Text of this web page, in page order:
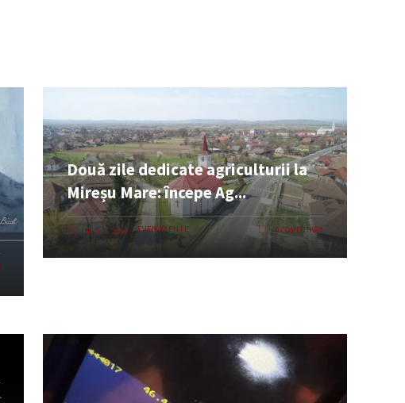
Două zile dedicate agriculturii la
Mireșu Mare: începe Ag...
06 AUG. 2026 EVENIMENTE 0 COMENTARII